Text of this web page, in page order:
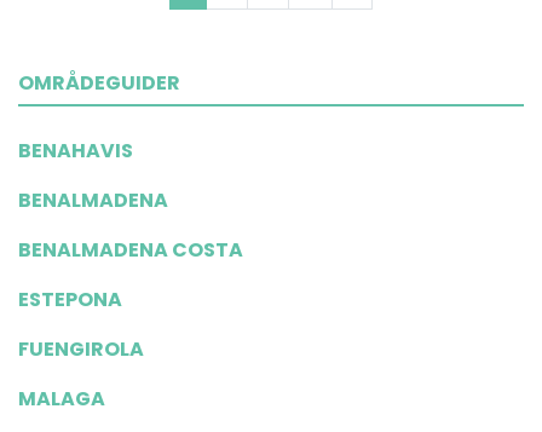
OMRÅDEGUIDER
BENAHAVIS
BENALMADENA
BENALMADENA COSTA
ESTEPONA
FUENGIROLA
MALAGA